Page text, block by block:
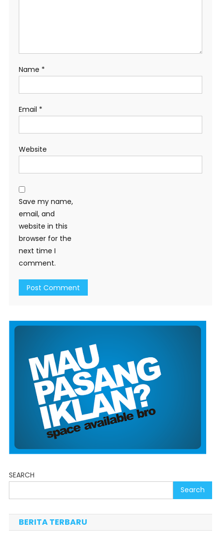
Name *
Email *
Website
Save my name,
email, and
website in this
browser for the
next time I
comment.
SEARCH
Search
BERITA TERBARU